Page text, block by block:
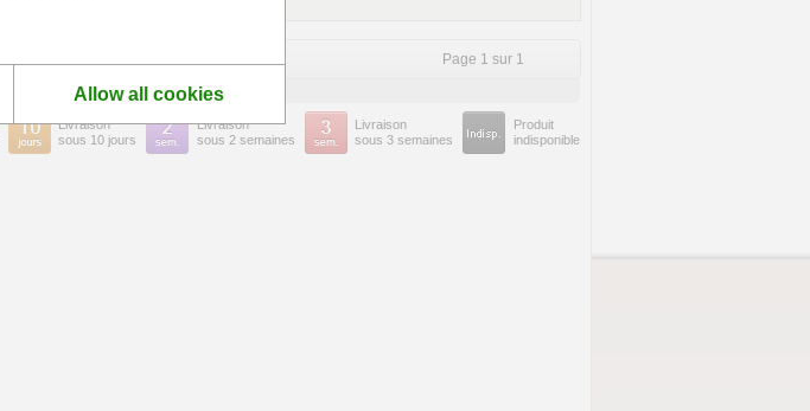
Page 1 sur 1
Livraison
sous 10 jours
Livraison
sous 2 semaines
Livraison
sous 3 semaines
Produit
indisponible
Allow all cookies